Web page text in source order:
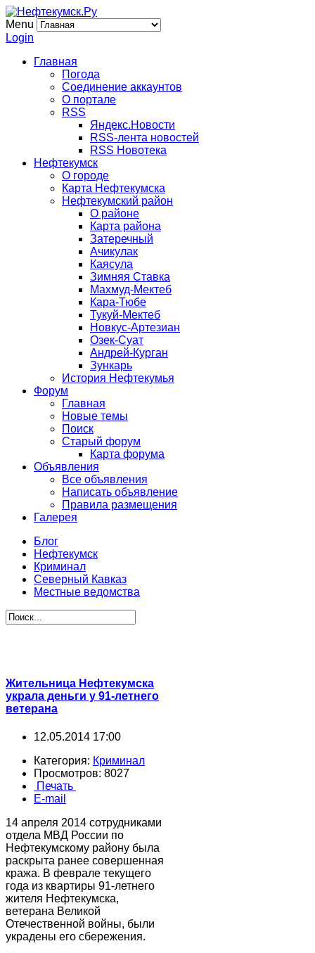
Menu
Login
Главная
Погода
Соединение аккаунтов
О портале
RSS
Яндекс.Новости
RSS-лента новостей
RSS Новотека
Нефтекумск
О городе
Карта Нефтекумска
Нефтекумский район
О районе
Карта района
Затеречный
Ачикулак
Каясула
Зимняя Ставка
Махмуд-Мектеб
Кара-Тюбе
Тукуй-Мектеб
Новкус-Артезиан
Озек-Суат
Андрей-Курган
Зункарь
История Нефтекумья
Форум
Главная
Новые темы
Поиск
Старый форум
Карта форума
Объявления
Все объявления
Написать объявление
Правила размещения
Галерея
Блог
Нефтекумск
Криминал
Северный Кавказ
Местные ведомства
Жительница Нефтекумска
украла деньги у 91-летнего
ветерана
12.05.2014 17:00
Категория: Криминал
Просмотров: 8027
Печать
E-mail
14 апреля 2014 сотрудниками
отдела МВД России по
Нефтекумскому району была
раскрыта ранее совершенная
кража. В феврале текущего
года из квартиры 91-летнего
жителя Нефтекумска,
ветерана Великой
Отечественной войны, были
украдены его сбережения.